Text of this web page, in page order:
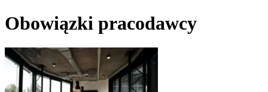
Obowiązki pracodawcy